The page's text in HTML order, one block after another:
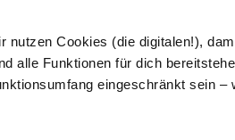
nutzen Cookies (die digitalen!),
alle Funktionen für dich
eingeschränkt sein –